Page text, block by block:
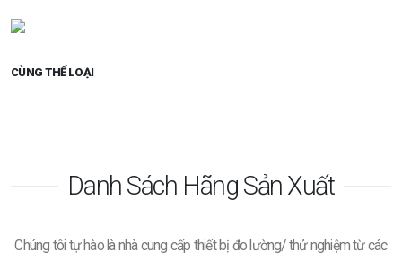
CÙNG THỂ LOẠI
Danh Sách Hãng Sản Xuất
Chúng tôi tự hào là nhà cung cấp thiết bị đo lường/ thử nghiệm từ các